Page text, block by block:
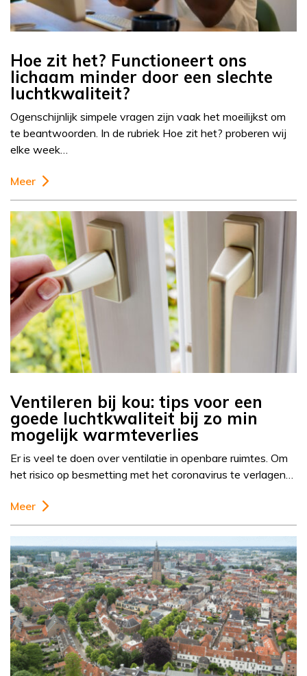
Hoe zit het? Functioneert ons
lichaam minder door een slechte
luchtkwaliteit?
Ogenschijnlijk simpele vragen zijn vaak het moeilijkst om
te beantwoorden. In de rubriek Hoe zit het? proberen wij
elke week…
Meer
Ventileren bij kou: tips voor een
goede luchtkwaliteit bij zo min
mogelijk warmteverlies
Er is veel te doen over ventilatie in openbare ruimtes. Om
het risico op besmetting met het coronavirus te verlagen…
Meer